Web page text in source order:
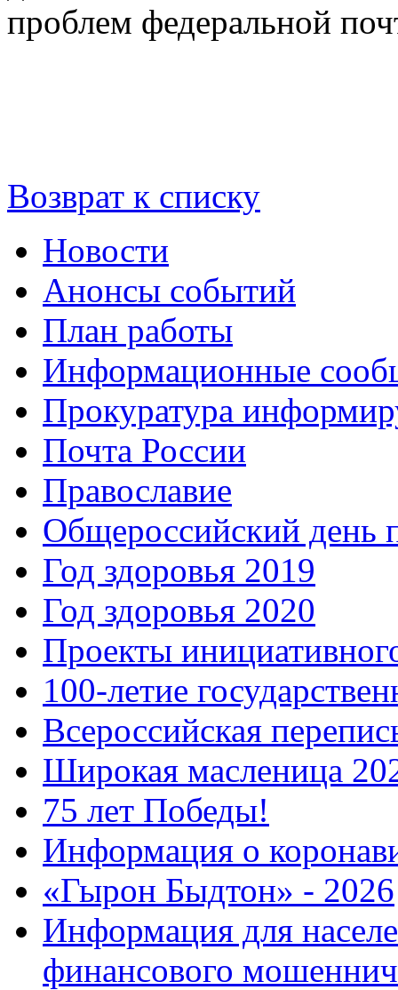
проблем федеральной
Возврат к списку
Новости
Анонсы событий
План работы
Информационные
Прокуратура
Почта России
Православие
Общероссийский день
Год здоровья 2019
Год здоровья 2020
Проекты
100-летие
Всероссийская
Широкая масленица
75 лет Победы!
Информация о
«Гырон Быдтон» - 2026
Информация для
финансового